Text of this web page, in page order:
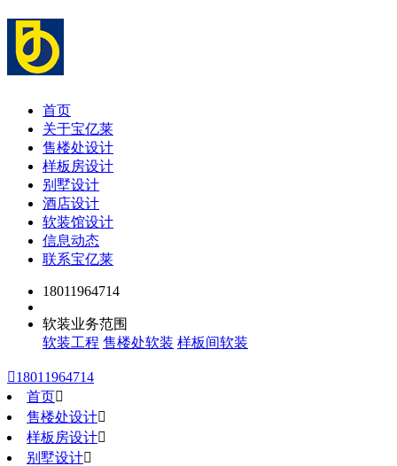
首页
关于宝亿莱
售楼处设计
样板房设计
别墅设计
酒店设计
软装馆设计
信息动态
联系宝亿莱
18011964714
软装业务范围
软装工程 售楼处软装 样板间软装
18011964714
首页
售楼处设计
样板房设计
别墅设计